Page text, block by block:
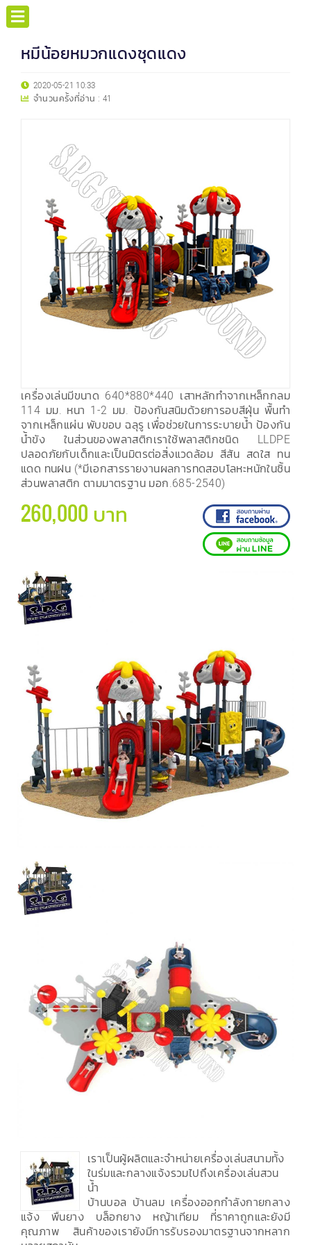
หมีน้อยหมวกแดงชุดแดง
2020-05-21 10:33
จำนวนครั้งที่อ่าน : 41
เครื่องเล่นมีขนาด 640*880*440 เสาหลักทำจากเหล็กกลม
114 มม. หนา 1-2 มม. ป้องกันสนิมด้วยการอบสีฝุ่น พื้นทำ
จากเหล็กแผ่น พับขอบ ฉลุรู เพื่อช่วยในการระบายน้ำ ป้องกัน
น้ำขัง ในส่วนของพลาสติกเราใช้พลาสติกชนิด LLDPE
ปลอดภัยกับเด็กและเป็นมิตรต่อสิ่งแวดล้อม สีสัน สดใส ทน
แดด ทนฝน (*มีเอกสารรายงานผลการทดสอบโลหะหนักในชิ้น
ส่วนพลาสติก ตามมาตรฐาน มอก.685-2540)
260,000 บาท
เราเป็นผู้ผลิตและจำหน่ายเครื่องเล่นสนามทั้ง
ในร่มและกลางแจ้งรวมไปถึงเครื่องเล่นสวน
น้ำ
บ้านบอล บ้านลม เครื่องออกกำลังกายกลาง
แจ้ง พื้นยาง บล็อกยาง หญ้าเทียม ที่ราคาถูกและยังมี
คุณภาพ สินค้าของเรายังมีการรับรองมาตรฐานจากหลาก